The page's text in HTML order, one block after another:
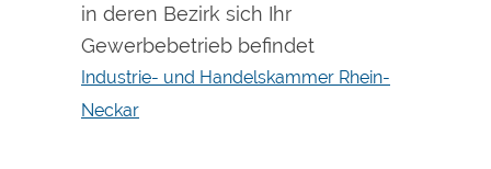
in deren Bezirk sich Ihr
Gewerbebetrieb befindet
Industrie- und Handelskammer Rhein-
Neckar